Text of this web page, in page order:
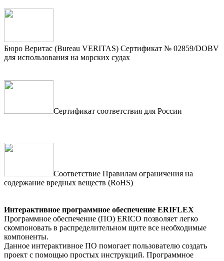
Бюро Веритас (Bureau VERITAS) Сертификат № 02859/DOBV
для использования на морских судах
Сертификат соответствия для России
Соответствие Правилам ограничения на
содержание вредных веществ (RoHS)
Интерактивное программное обеспечение ERIFLEX
Программное обеспечение (ПО) ERICO позволяет легко
скомпоновать в распределительном щите все необходимые
компоненты.
Данное интерактивное ПО помогает пользователю создать
проект с помощью простых инструкций. Программное